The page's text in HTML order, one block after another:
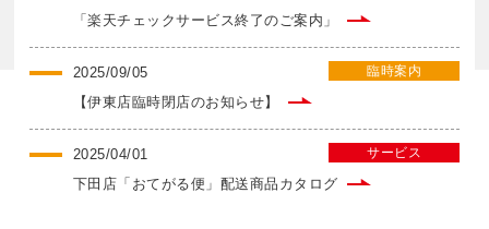
「楽天チェックサービス終了のご案内」
2025/09/05 臨時案内
【伊東店臨時閉店のお知らせ】
2025/04/01 サービス
下田店「おてがる便」配送商品カタログ